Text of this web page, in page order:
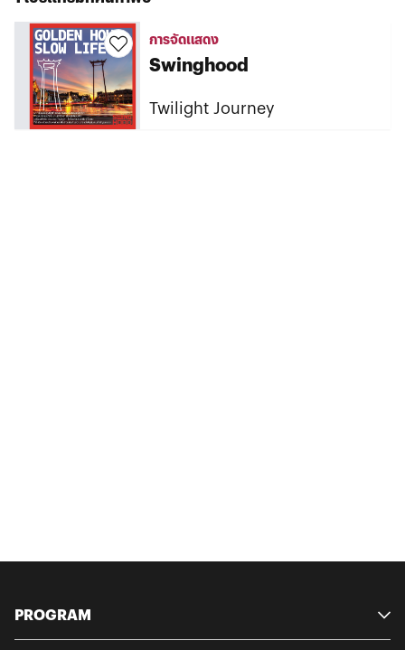
การจัดแสดง
Swinghood
Twilight Journey
PROGRAM